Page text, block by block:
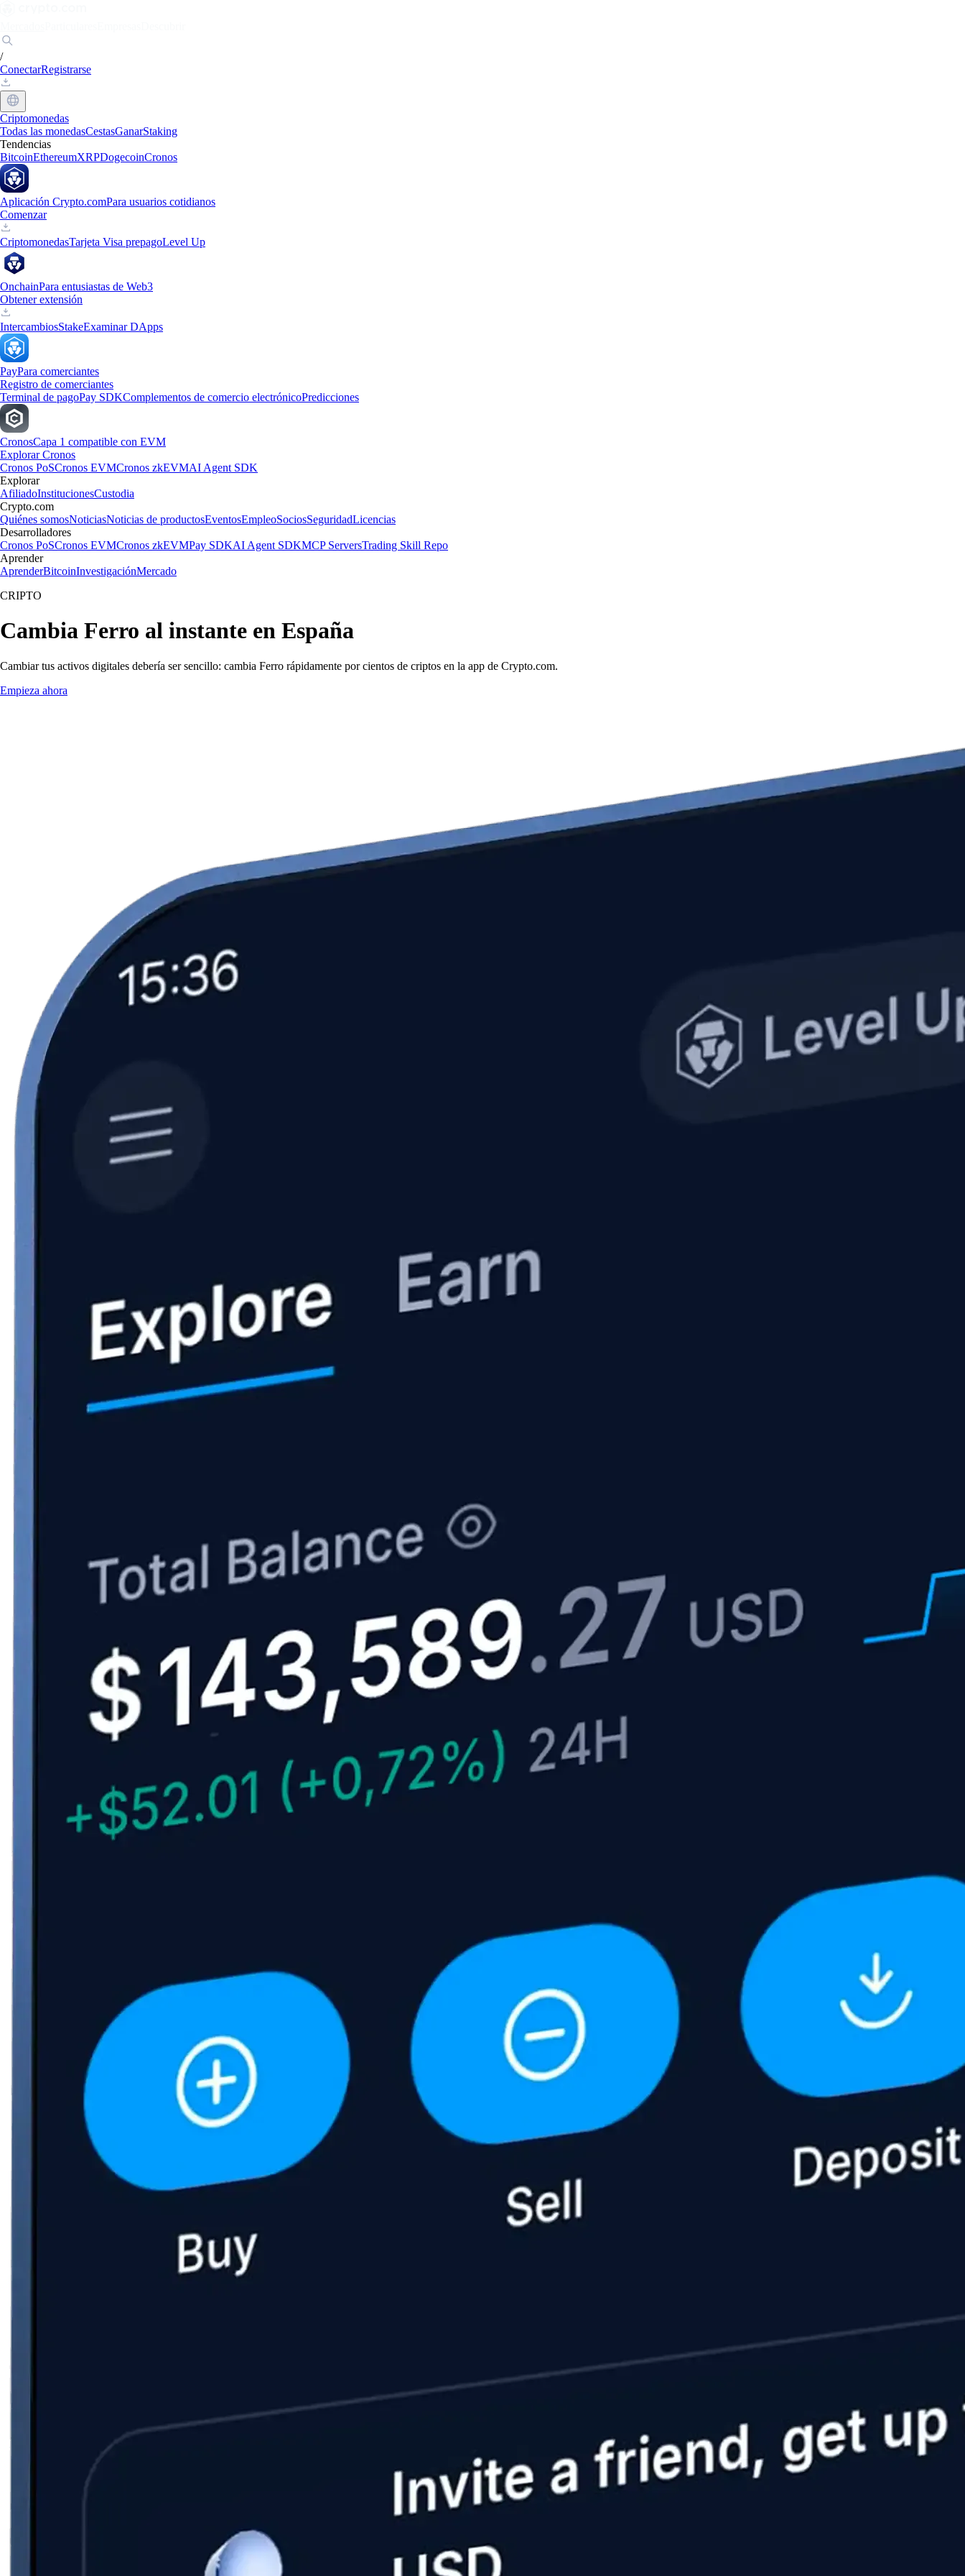
/
ConectarRegistrarse
Criptomonedas
Todas las monedasCestasGanarStaking
Tendencias
BitcoinEthereumXRPDogecoinCronos
Aplicación Crypto.comPara usuarios cotidianos
Comenzar
CriptomonedasTarjeta Visa prepagoLevel Up
OnchainPara entusiastas de Web3
Obtener extensión
IntercambiosStakeExaminar DApps
PayPara comerciantes
Registro de comerciantes
Terminal de pagoPay SDKComplementos de comercio electrónicoPredicciones
CronosCapa 1 compatible con EVM
Explorar Cronos
Cronos PoSCronos EVMCronos zkEVMAI Agent SDK
Explorar
AfiliadoInstitucionesCustodia
Crypto.com
Quiénes somosNoticiasNoticias de productosEventosEmpleoSociosSeguridadLicencias
Desarrolladores
Cronos PoSCronos EVMCronos zkEVMPay SDKAI Agent SDKMCP ServersTrading Skill Repo
Aprender
AprenderBitcoinInvestigaciónMercado
CRIPTO
Cambia Ferro al instante en España
Cambiar tus activos digitales debería ser sencillo: cambia Ferro rápidamente por cientos de criptos en la app de Crypto.com.
Empieza ahora